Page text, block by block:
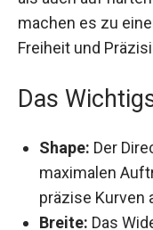
Eigenschaften
Wahl für alle, die
Das
Shape:
Der
maximalen
präzise Kurven